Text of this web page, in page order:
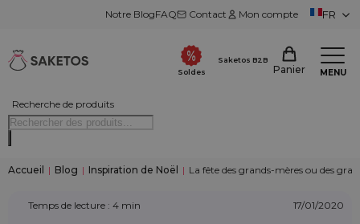
Notre BlogFAQ Contact Mon compte FR
Recherche de produits
Soldes
Saketos B2B
Panier MENU
Accueil | Blog | Inspiration de Noël | La fête des grands-mères ou des
Temps de lecture : 4 min 17/01/2020